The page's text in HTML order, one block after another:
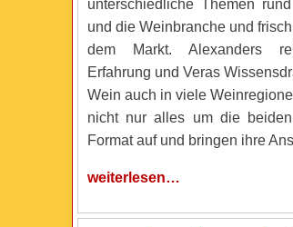
unterschiedliche Themen
und die Weinbranche und
dem Markt. Alexanders
Erfahrung und Veras
Wein auch in viele
nicht nur alles um die
Format auf und bringen ihre
weiterlesen…